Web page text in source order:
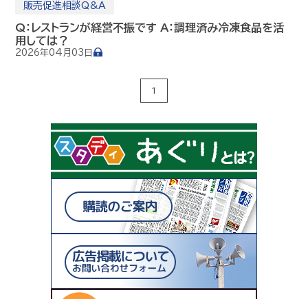
販売促進相談Q&A
Q：レストランが経営不振です A：調理済み冷凍食品を活
用しては？
2026年04月03日
1